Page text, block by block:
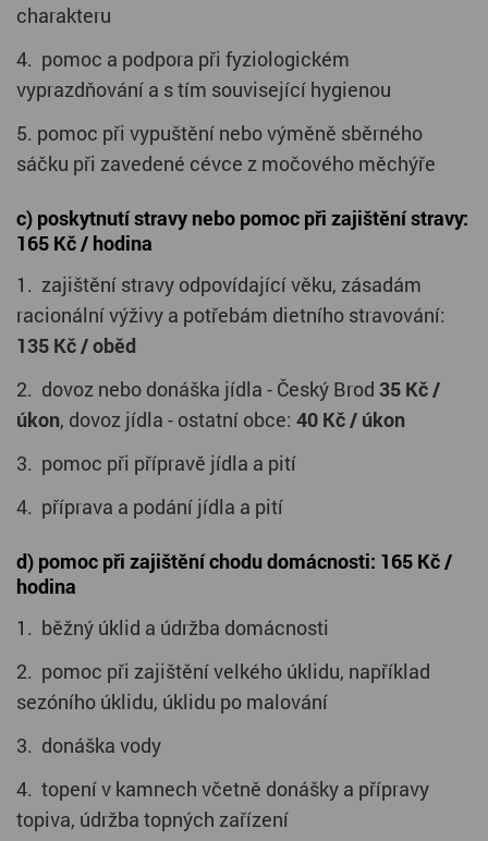
charakteru
4. pomoc a podpora při fyziologickém
vyprazdňování a s tím související hygienou
5. pomoc při vypuštění nebo výměně sběrného
sáčku při zavedené cévce z močového měchýře
c) poskytnutí stravy nebo pomoc při zajištění stravy:
165 Kč / hodina
1. zajištění stravy odpovídající věku, zásadám
racionální výživy a potřebám dietního stravování:
135 Kč / oběd
2. dovoz nebo donáška jídla - Český Brod 35 Kč /
úkon, dovoz jídla - ostatní obce: 40 Kč / úkon
3. pomoc při přípravě jídla a pití
4. příprava a podání jídla a pití
d) pomoc při zajištění chodu domácnosti: 165 Kč /
hodina
1. běžný úklid a údržba domácnosti
2. pomoc při zajištění velkého úklidu, například
sezóního úklidu, úklidu po malování
3. donáška vody
4. topení v kamnech včetně donášky a přípravy
topiva, údržba topných zařízení